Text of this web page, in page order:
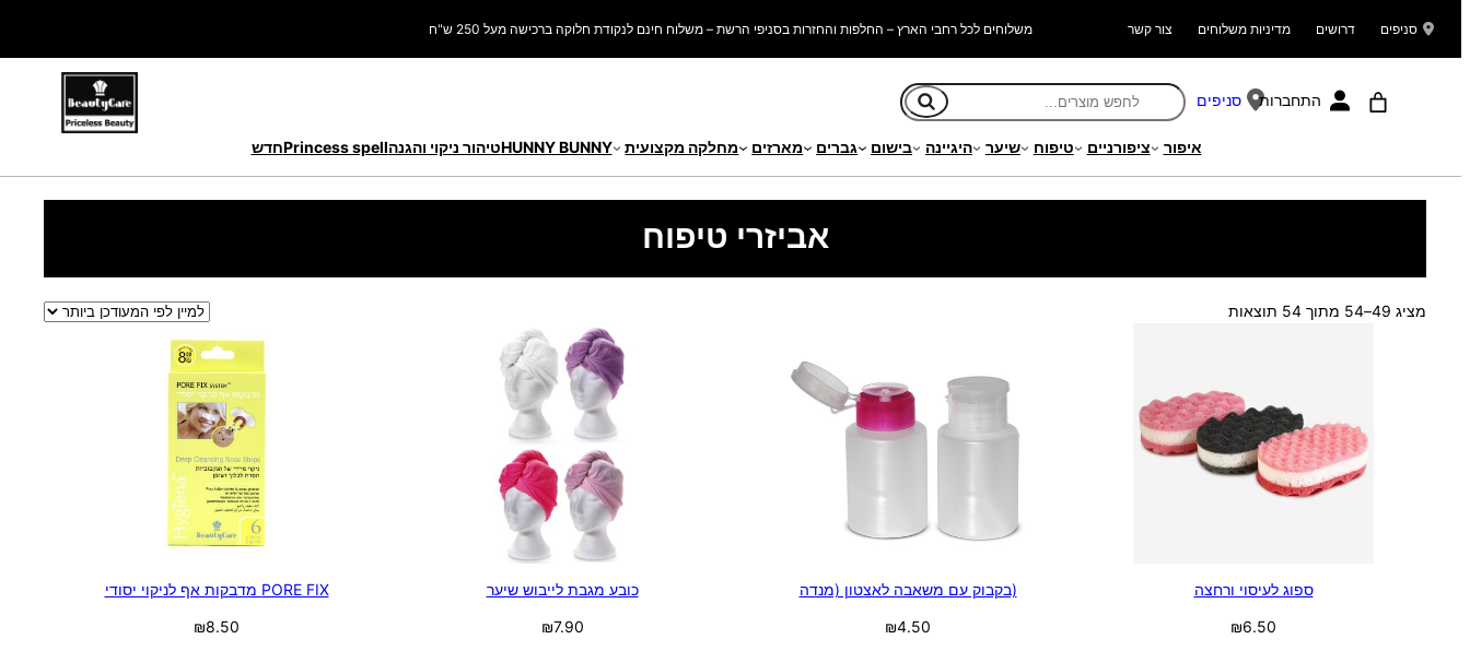
סניפים דרושים מדיניות משלוחים צור קשר משלוחים לכל רחבי הארץ – החלפות והחזרות בסניפי הרשת – משלוח חינם לנקודת חלוקה ברכישה מעל 250 ש"ח
התחברות סניפים
איפור ציפורניים טיפוח שיער היגיינה בישום גברים מארזים מחלקה מקצועית HUNNY BUNNYטיהור ניקוי והגנהPrincess spellחדש
אביזרי טיפוח
מציג 49–54 מתוך 54 תוצאות
ממוין
ביותר
ספוג לעיסוי ורחצה
₪6.50
(בקבוק עם משאבה לאצטון (מנדה
₪4.50
כובע מגבת לייבוש שיער
₪7.90
PORE FIX מדבקות אף לניקוי יסודי
₪8.50